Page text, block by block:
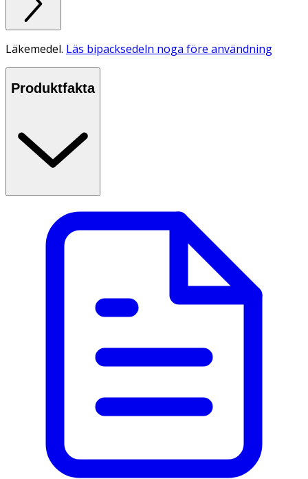
Läkemedel. Läs bipacksedeln noga före användning
Produktfakta